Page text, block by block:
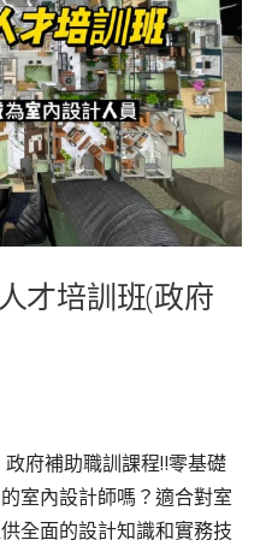
才培訓班(政府
府補助職訓課程‼️零基礎
室內設計師嗎？適合對室
全面的設計知識和實務技